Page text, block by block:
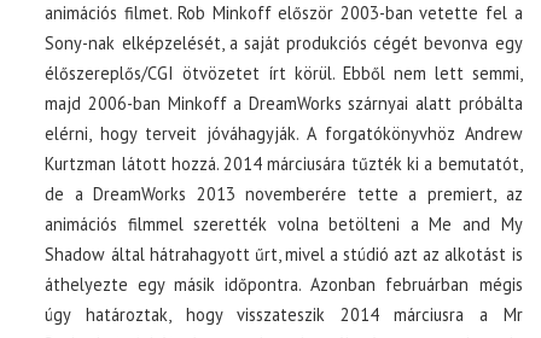
animációs filmet. Rob Minkoff először 2003-ban vetette fel a
Sony-nak elképzelését, a saját produkciós cégét bevonva egy
élőszereplős/CGI ötvözetet írt körül. Ebből nem lett semmi,
majd 2006-ban Minkoff a DreamWorks szárnyai alatt próbálta
elérni, hogy terveit jóváhagyják. A forgatókönyvhöz Andrew
Kurtzman látott hozzá. 2014 márciusára tűzték ki a bemutatót,
de a DreamWorks 2013 novemberére tette a premiert, az
animációs filmmel szerették volna betölteni a Me and My
Shadow által hátrahagyott űrt, mivel a stúdió azt az alkotást is
áthelyezte egy másik időpontra. Azonban februárban mégis
úgy határoztak, hogy visszateszik 2014 márciusra a Mr